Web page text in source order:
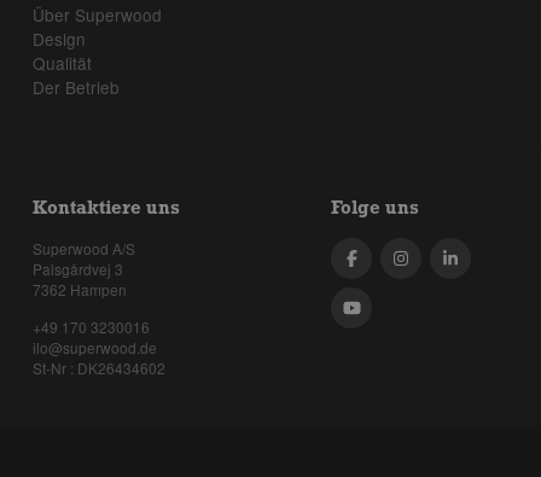
Über Superwood
Design
Qualität
Der Betrieb
Kontaktiere uns
Superwood A/S
Palsgårdvej 3
7362 Hampen
+49 170 3230016
ilo@superwood.de
St-Nr : DK26434602
Folge uns